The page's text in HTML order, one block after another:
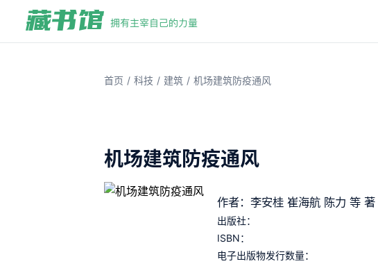
首页 / 科技 / 建筑 / 机场建筑防疫通风
机场建筑防疫通风
作者：李安桂 崔海航 陈力 等 著
出版社：
ISBN：
电子出版物发行数量：